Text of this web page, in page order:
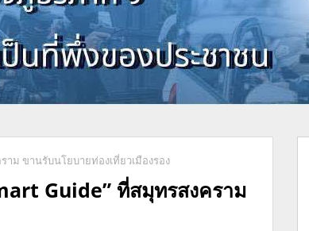
าม ขานรับนโยบายท่องเที่ยวเมืองรอง
Guide” ที่สมุทรสงคราม